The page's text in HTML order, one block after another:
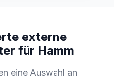
externe
für Hamm
eine Auswahl an